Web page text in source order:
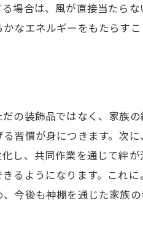
な豊かさ
を伝える方法
心の重要性
棚の高さ
由とその意義
的効果
合は、風が直接当たらな
なエネルギーをもたらす
の装飾品ではなく、家族
習慣が身につきます。次
し、共同作業を通じて絆
ようになります。これに
今後も神棚を通じた家族